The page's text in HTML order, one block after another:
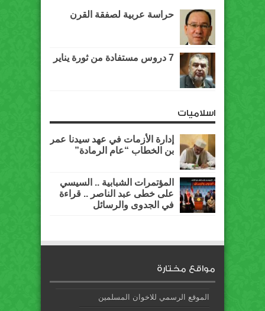
حراسة عربية لصفقة القرن
7 دروس مستفادة من ثورة يناير
اسلاميات
إدارة الأزمات في عهد سيدنا عمر
بن الخطاب “عام الرمادة”
المؤتمرات الشبابية .. السيسي
على خطى عبد الناصر .. قراءة
في الجدوى والرسائل
مواقع مختارة
الموقع الرسمي للاخوان المسلمين